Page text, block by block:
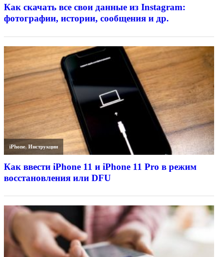
Как скачать все свои данные из Instagram:
фотографии, истории, сообщения и др.
iPhone,Инструкции
Как ввести iPhone 11 и iPhone 11 Pro в режим
восстановления или DFU